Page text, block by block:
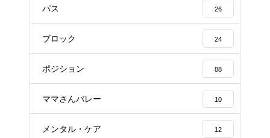
パス 26
ブロック 24
ポジション 88
ママさんバレー 10
メンタル・ケア 12